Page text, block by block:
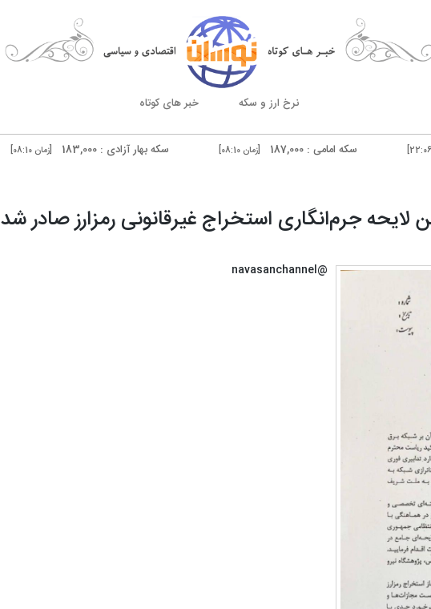
نرخ ارز و سکه خبر های کوتاه
سکه امامی : 187,000 [زمان 08:10] سکه بهار آزادی : 183,000 [زمان 08:10]
لایحه جرم‌انگاری استخراج غیرقانونی رمزارز صادر شد
@navasanchannel